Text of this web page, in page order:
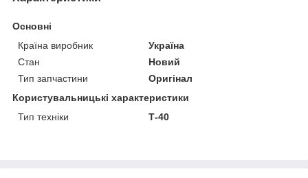
Основні
Країна виробник
Україна
Стан
Новий
Тип запчастини
Оригінал
Користувальницькі характеристики
Тип техніки
Т-40